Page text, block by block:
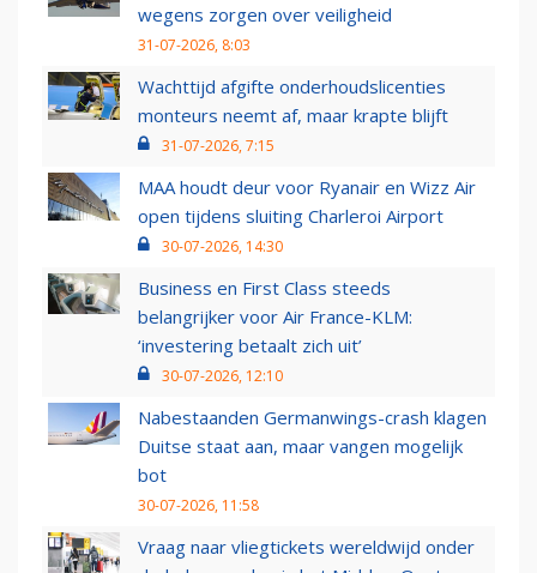
wegens zorgen over veiligheid
31-07-2026, 8:03
Wachttijd afgifte onderhoudslicenties
monteurs neemt af, maar krapte blijft
31-07-2026, 7:15
MAA houdt deur voor Ryanair en Wizz Air
open tijdens sluiting Charleroi Airport
30-07-2026, 14:30
Business en First Class steeds
belangrijker voor Air France-KLM:
‘investering betaalt zich uit’
30-07-2026, 12:10
Nabestaanden Germanwings-crash klagen
Duitse staat aan, maar vangen mogelijk
bot
30-07-2026, 11:58
Vraag naar vliegtickets wereldwijd onder